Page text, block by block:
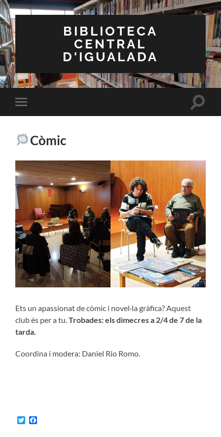
BIBLIOTECA
CENTRAL
D'IGUALADA
Toggle
mobile
Toggle
Còmic
Ets un apassionat de còmic i novel·la gràfica? Aquest
club és per a tu.Trobades: els dimecres a 2/4 de 7 de la
tarda.
Coordina i modera: Daniel Rio Romo.
Twitter